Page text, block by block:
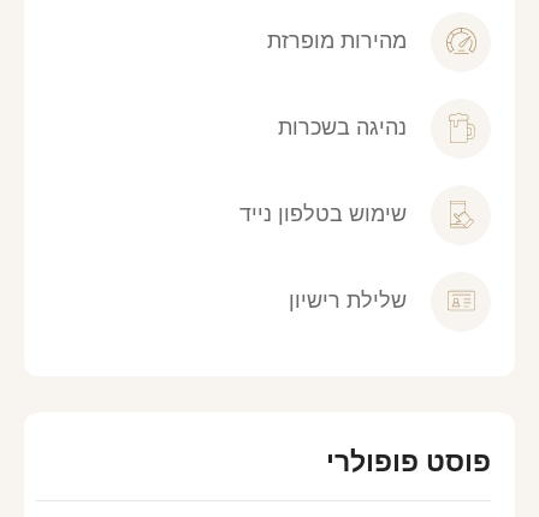
מהירות מופרזת
נהיגה בשכרות
שימוש בטלפון נייד
שלילת רישיון
פוסט פופולרי